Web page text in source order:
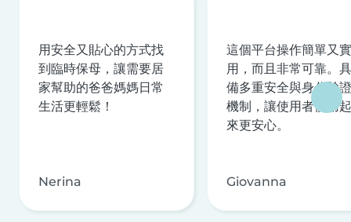
用安全又貼心的方式找
到臨時保母，讓需要居
家幫助的爸爸媽媽日常
生活更輕鬆！
Nerina
這個平台操作簡單又實
用，而且非常可靠。具
備多重安全與身分驗證
機制，讓使用者使用起
來更安心。
Giovanna